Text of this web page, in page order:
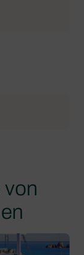
von